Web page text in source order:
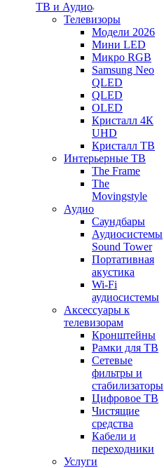
ТВ и Аудио
Телевизоры
Модели 2026
Мини LED
Микро RGB
Samsung Neo
QLED
QLED
OLED
Кристалл 4К
UHD
Кристалл ТВ
Интерьерные ТВ
The Frame
The
Movingstyle
Аудио
Саундбары
Аудиосистемы
Sound Tower
Портативная
акустика
Wi-Fi
аудиосистемы
Аксессуары к
телевизорам
Кронштейны
Рамки для ТВ
Сетевые
фильтры и
стабилизаторы
Цифровое ТВ
Чистящие
средства
Кабели и
переходники
Услуги